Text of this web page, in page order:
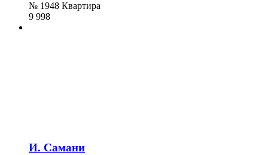
№ 1948 Квартира
9 998
И. Самани